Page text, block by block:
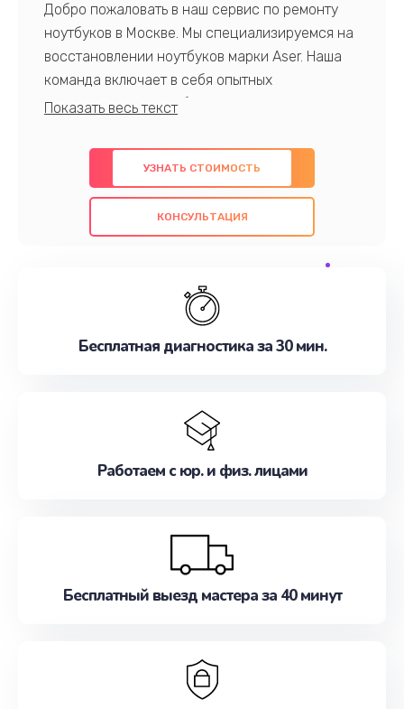
Добро пожаловать в наш сервис по ремонту
ноутбуков в Москве. Мы специализируемся на
восстановлении ноутбуков марки Aser. Наша
команда включает в себя опытных
профессионалов с обширными знаниями и
предлагаем быстрый и качественный ремонт с
использованием оригинальных компонентов, а
также гарантируем качество всех
проведенных работ. Наша цель - предоставить
обслуживание, удовлетворяя их потребности
наилучшим образом. Не медлите записаться на
УЗНАТЬ СТОИМОСТЬ
КОНСУЛЬТАЦИЯ
Бесплатная диагностика за 30 мин.
Работаем с юр. и физ. лицами
Бесплатный выезд мастера за 40 минут